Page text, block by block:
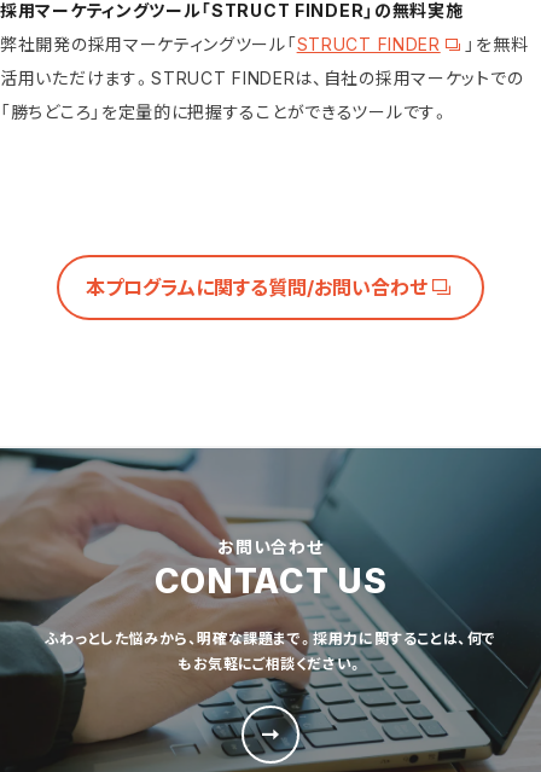
採用マーケティングツール「STRUCT FINDER」の無料実施
弊社開発の採用マーケティングツール「STRUCT FINDER
」を無料
活用いただけます。STRUCT FINDERは、自社の採用マーケットでの
「勝ちどころ」を定量的に把握することができるツールです。
本プログラムに関する質問/お問い合わせ
お問い合わせ
CONTACT US
ふわっとした悩みから、明確な課題まで。採用力に関することは、何で
もお気軽にご相談ください。